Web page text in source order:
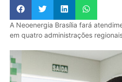
A Neoenergia Brasília fará
em quatro administrações